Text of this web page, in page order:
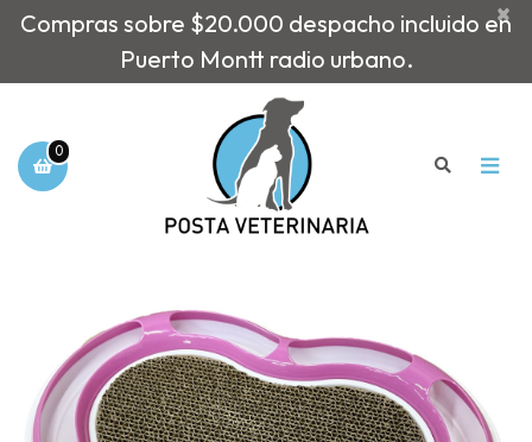
Compras sobre $20.000 despacho incluido en
Puerto Montt radio urbano.
×
0